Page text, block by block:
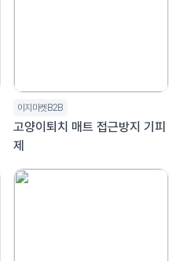
이지마켓B2B
고양이퇴치 매트 접근방지 기피
제